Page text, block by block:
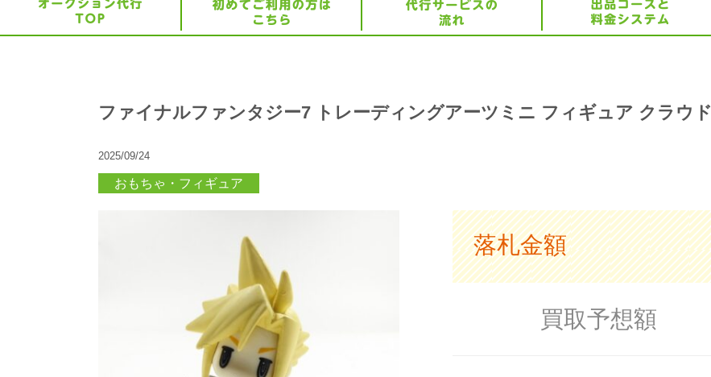
ファイナルファンタジー7 トレーディングアーツミニ フィギュア クラウド
2025/09/24
おもちゃ・フィギュア
落札金額
買取予想額